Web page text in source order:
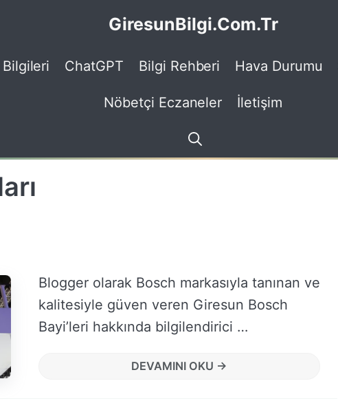
GiresunBilgi.Com.Tr
ChatGPT Bilgi Rehberi Hava Durumu
Nöbetçi Eczaneler İletişim
Blogger olarak Bosch markasıyla tanınan ve
kalitesiyle güven veren Giresun Bosch
Bayi’leri hakkında bilgilendirici …
DEVAMINI OKU →